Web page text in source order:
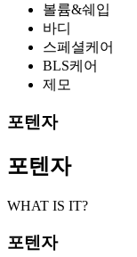
볼륨&쉐입
바디
스페셜케어
BLS케어
제모
포텐자
포텐자
WHAT IS IT?
포텐자